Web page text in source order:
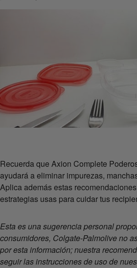
Recuerda que Axion Complete
ayudará a eliminar impurezas,
Aplica además estas
estrategias usas para cuidar tus
Esta es una sugerencia personal
consumidores, Colgate-Palmolive no
por esta información; nuestra
seguir las instrucciones de uso de